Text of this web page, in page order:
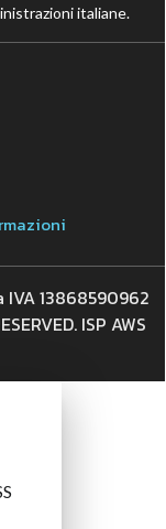
italiane.
13868590962
ISP AWS